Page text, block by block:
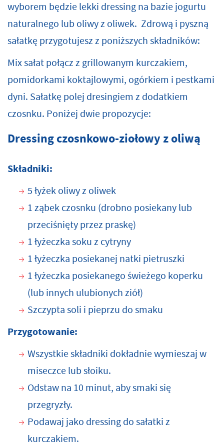
wyborem będzie lekki dressing na bazie jogurtu
naturalnego lub oliwy z oliwek. Zdrową i pyszną
sałatkę przygotujesz z poniższych składników:
Mix sałat połącz z grillowanym kurczakiem,
pomidorkami koktajlowymi, ogórkiem i pestkami
dyni. Sałatkę polej dresingiem z dodatkiem
czosnku. Poniżej dwie propozycje:
Dressing czosnkowo-ziołowy z oliwą
Składniki:
5 łyżek oliwy z oliwek
1 ząbek czosnku (drobno posiekany lub
przeciśnięty przez praskę)
1 łyżeczka soku z cytryny
1 łyżeczka posiekanej natki pietruszki
1 łyżeczka posiekanego świeżego koperku
(lub innych ulubionych ziół)
Szczypta soli i pieprzu do smaku
Przygotowanie:
Wszystkie składniki dokładnie wymieszaj w
miseczce lub słoiku.
Odstaw na 10 minut, aby smaki się
przegryzły.
Podawaj jako dressing do sałatki z
kurczakiem.